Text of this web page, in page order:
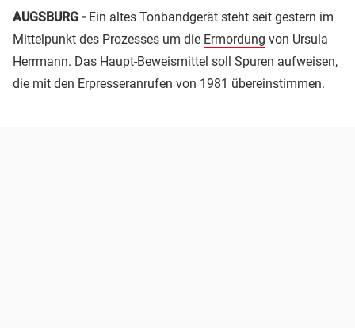
AUGSBURG - Ein altes Tonbandgerät steht seit gestern im
Mittelpunkt des Prozesses um die Ermordung von Ursula
Herrmann. Das Haupt-Beweismittel soll Spuren aufweisen,
die mit den Erpresseranrufen von 1981 übereinstimmen.